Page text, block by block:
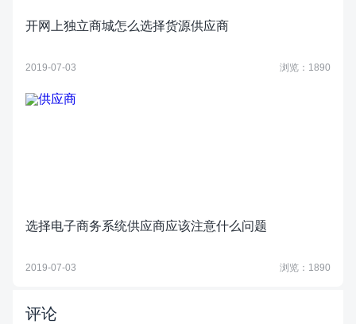
开网上独立商城怎么选择货源供应商
2019-07-03 浏览：1890
选择电子商务系统供应商应该注意什么问题
2019-07-03 浏览：1890
评论